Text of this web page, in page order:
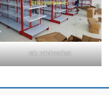
rak minimarket